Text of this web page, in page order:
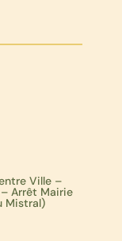
Ville –
Arrêt Mairie
Mistral)